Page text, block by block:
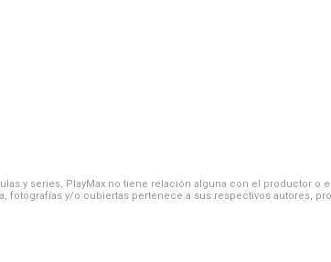
y series, PlayMax no tiene relación alguna con el productor o
fotografías y/o cubiertas pertenece a sus respectivos autores,